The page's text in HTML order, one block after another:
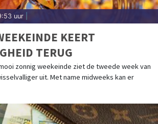
uur
KEERT
TERUG
mooi zonnig weekeinde ziet de tweede week van
uit. Met name midweeks kan er